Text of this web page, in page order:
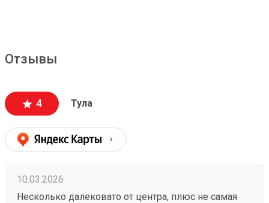
Отзывы
4 Тула
10.03.2026
Несколько далековато от центра, плюс не самая